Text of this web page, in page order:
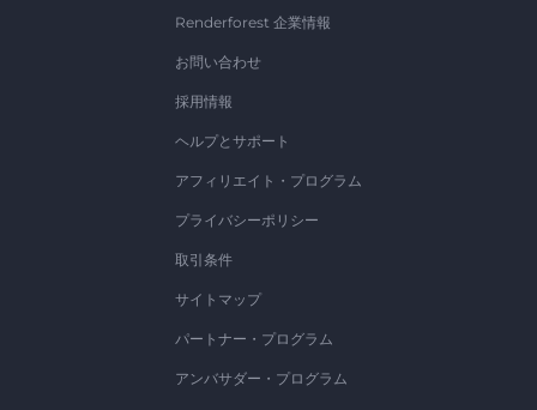
Renderforest 企業情報
お問い合わせ
採用情報
ヘルプとサポート
アフィリエイト・プログラム
プライバシーポリシー
取引条件
サイトマップ
パートナー・プログラム
アンバサダー・プログラム